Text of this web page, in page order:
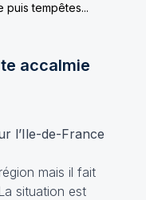
puis tempêtes...
accalmie
l’Ile-de-France
mais il fait
situation est